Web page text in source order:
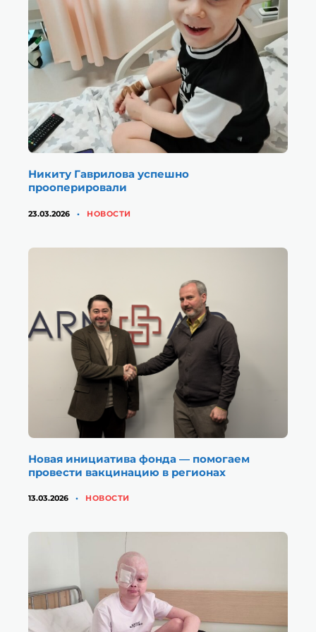
Никиту Гаврилова успешно
прооперировали
23.03.2026 КАТЕГОРИИ
НОВОСТИ
Новая инициатива фонда — помогаем
провести вакцинацию в регионах
13.03.2026 КАТЕГОРИИ
НОВОСТИ